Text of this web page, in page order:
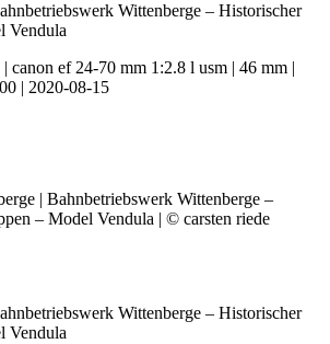
Wittenberge – Historischer
Vendula
canon ef 24-70 mm 1:2.8 l usm | 46 mm |
| 2020-08-15
Wittenberge – Historischer
Vendula